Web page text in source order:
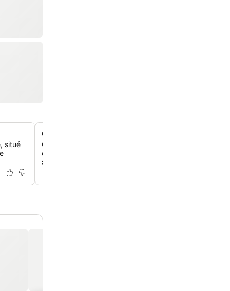
situé
Chambres avec terrasse ou balcon privé
Certains hébergements offrent des éléments de design
comme une terrasse ou un balcon privé, offrant un
supplémentaire et des vues sur la ville.